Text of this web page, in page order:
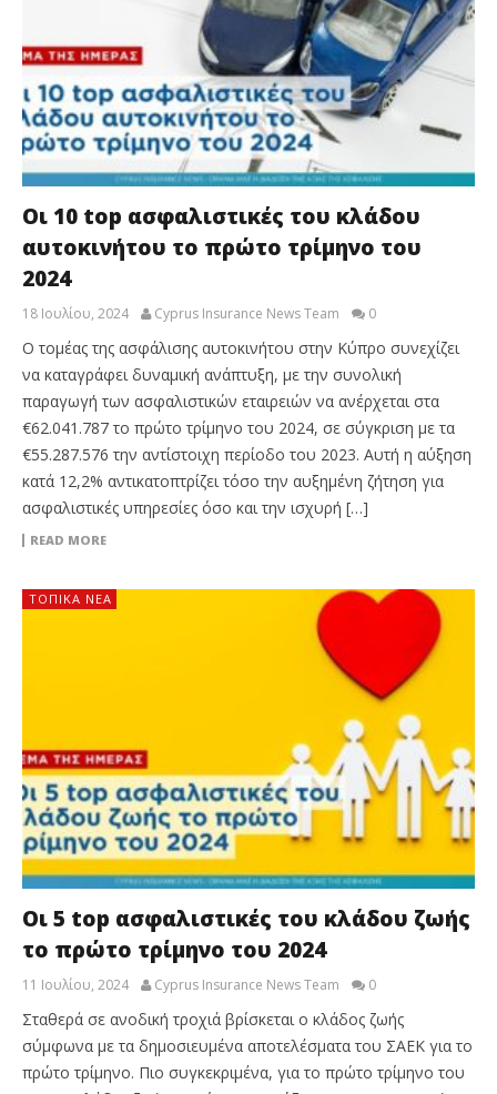
Οι 10 top ασφαλιστικές του κλάδου
αυτοκινήτου το πρώτο τρίμηνο του
2024
18 Ιουλίου, 2024 Cyprus Insurance News Team 0
Ο τομέας της ασφάλισης αυτοκινήτου στην Κύπρο συνεχίζει
να καταγράφει δυναμική ανάπτυξη, με την συνολική
παραγωγή των ασφαλιστικών εταιρειών να ανέρχεται στα
€62.041.787 το πρώτο τρίμηνο του 2024, σε σύγκριση με τα
€55.287.576 την αντίστοιχη περίοδο του 2023. Αυτή η αύξηση
κατά 12,2% αντικατοπτρίζει τόσο την αυξημένη ζήτηση για
ασφαλιστικές υπηρεσίες όσο και την ισχυρή […]
READ MORE
ΤΟΠΙΚΑ ΝΕΑ
Οι 5 top ασφαλιστικές του κλάδου ζωής
το πρώτο τρίμηνο του 2024
11 Ιουλίου, 2024 Cyprus Insurance News Team 0
Σταθερά σε ανοδική τροχιά βρίσκεται ο κλάδος ζωής
σύμφωνα με τα δημοσιευμένα αποτελέσματα του ΣΑΕΚ για το
πρώτο τρίμηνο. Πιο συγκεκριμένα, για το πρώτο τρίμηνο του